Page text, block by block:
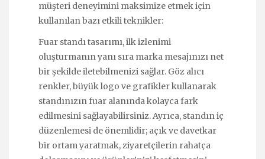
müşteri deneyimini maksimize etmek için
kullanılan bazı etkili teknikler:
Fuar standı tasarımı, ilk izlenimi
oluşturmanın yanı sıra marka mesajınızı net
bir şekilde iletebilmenizi sağlar. Göz alıcı
renkler, büyük logo ve grafikler kullanarak
standınızın fuar alanında kolayca fark
edilmesini sağlayabilirsiniz. Ayrıca, standın iç
düzenlemesi de önemlidir; açık ve davetkar
bir ortam yaratmak, ziyaretçilerin rahatça